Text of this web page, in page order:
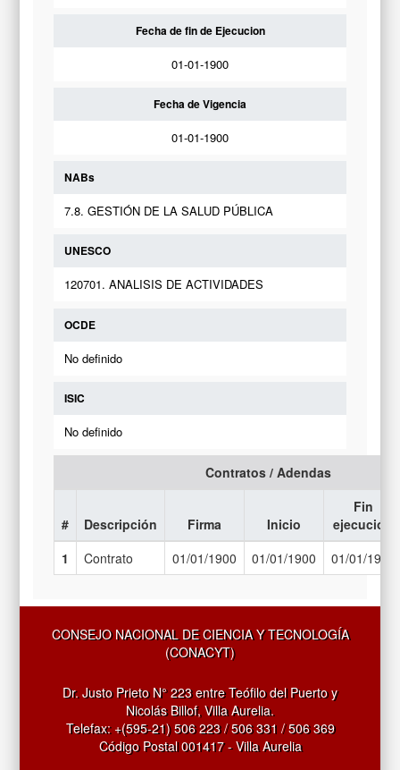
Fecha de fin de Ejecucion
01-01-1900
Fecha de Vigencia
01-01-1900
NABs
7.8. GESTIÓN DE LA SALUD PÚBLICA
UNESCO
120701. ANALISIS DE ACTIVIDADES
OCDE
No definido
ISIC
No definido
Contratos / Adendas
# Descripción Firma Inicio
Fin
ejecución
1
Contrato 01/01/1900 01/01/1900 01/01/1900
CONSEJO NACIONAL DE CIENCIA Y TECNOLOGÍA
(CONACYT)
Dr. Justo Prieto N° 223 entre Teófilo del Puerto y
Nicolás Billof, Villa Aurelia.
Telefax: +(595-21) 506 223 / 506 331 / 506 369
Código Postal 001417 - Villa Aurelia